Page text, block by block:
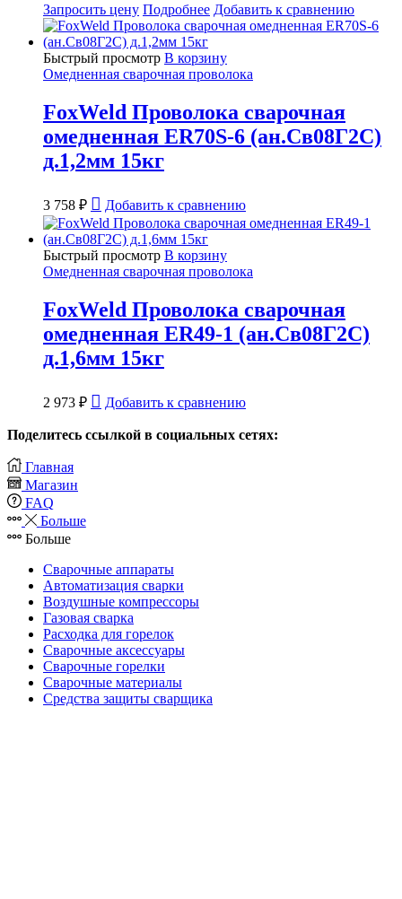
Запросить цену Подробнее Добавить к сравнению
Быстрый просмотр В корзину
Омедненная сварочная проволока
FoxWeld Проволока сварочная
омедненная ER70S-6 (ан.Св08Г2С)
д.1,2мм 15кг
3 758 ₽ Добавить к сравнению
Быстрый просмотр В корзину
Омедненная сварочная проволока
FoxWeld Проволока сварочная
омедненная ER49-1 (ан.Св08Г2С)
д.1,6мм 15кг
2 973 ₽ Добавить к сравнению
Поделитесь ссылкой в социальных сетях:
Главная
Магазин
FAQ
Больше
Больше
Сварочные аппараты
Автоматизация сварки
Воздушные компрессоры
Газовая сварка
Расходка для горелок
Сварочные аксессуары
Сварочные горелки
Сварочные материалы
Средства защиты сварщика